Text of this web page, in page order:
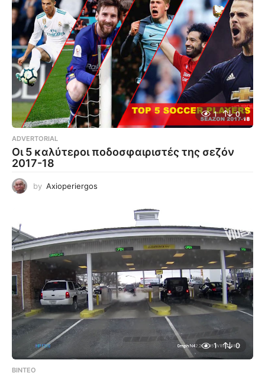
1 0
ADVERTORIAL
Οι 5 καλύτεροι ποδοσφαιριστές της σεζόν
2017-18
by Axioperiergos
1 0
ΒΊΝΤΕΟ